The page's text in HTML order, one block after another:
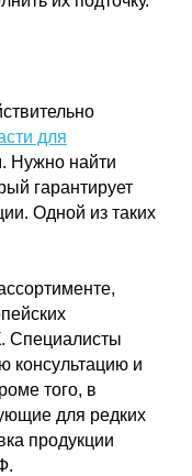
для
Нужно найти
гарантирует
Одной из таких
Специалисты
консультацию и
того, в
для редких
продукции